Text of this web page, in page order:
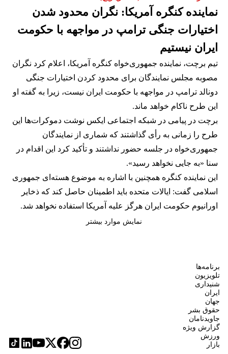
نماینده کنگره آمریکا: نگران محدود شدن
اختیارات جنگی ترامپ در مواجهه با حکومت
ایران نیستیم
تیم برچت، نماینده جمهوری‌خواه کنگره آمریکا، اعلام کرد نگران
مصوبه مجلس نمایندگان برای محدود کردن اختیارات جنگی
دونالد ترامپ در مواجهه با حکومت ایران نیست، زیرا به گفته او
این طرح ناکام خواهد ماند.
برچت در پیامی در شبکه اجتماعی ایکس نوشت دموکرات‌ها این
طرح را زمانی به رأی گذاشتند که شماری از نمایندگان
جمهوری‌خواه در جلسه حضور نداشتند و تأکید کرد این اقدام در
سنا «به جایی نخواهد رسید».
این نماینده کنگره همچنین با اشاره به موضوع هسته‌ای جمهوری
اسلامی گفت: ایالات متحده باید اطمینان حاصل کند که ذخایر
اورانیوم حکومت ایران هرگز علیه آمریکا استفاده نخواهد شد.
نمایش موارد بیشتر
برنامه‌ها
تلویزیون
شنیداری
ایران
جهان
حقوق بشر
جاویدنامان
گزارش ویژه
ورزش
بازار